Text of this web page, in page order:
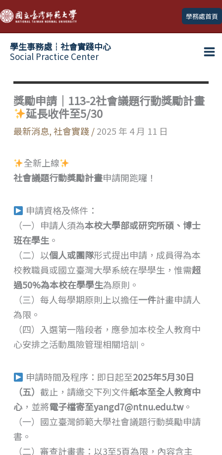
跳
至
主
學務處首頁
學生事務處┆社會實踐中心
Social Practice Center
獎勵申請｜113-2社會議題行動獎勵計畫
延長收件至5/30
最新消息,社會實踐/2025 年 4 月 11 日
全新上線
社會議題行動獎勵計畫申請開跑囉！
申請資格及條件：
（一）申請人須為本校大學部或研究所碩、博士
班在學生 。
（二）以個人或團隊形式提出申請，成員得為本
校教職員或國立臺灣大學系統在學學生，惟需超
過50%為本校在學學生為原則。
（三）每人每學期原則上以擔任一件計畫申請人
為限。
（四）入選第一階段者，應參加本校全人教育中
心安排之活動風險管理相關培訓。
申請時間及程序：即日起至2025年5月30日
（五） 截止，請繳交下列文件紙本至全人教育中
心 ，並將電子檔寄至yangd7@ntnu.edu.tw。
（一）國立臺灣師範大學社會議題行動獎勵申請
書。
（二）審查計畫書：以3至5頁為限，內容含主